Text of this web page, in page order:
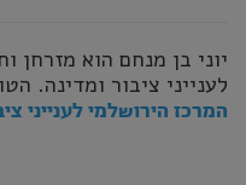
יוני בן מנחם הוא מזרחן
לענייני ציבור ומדינה.
המרכז הירושלמי לענייני